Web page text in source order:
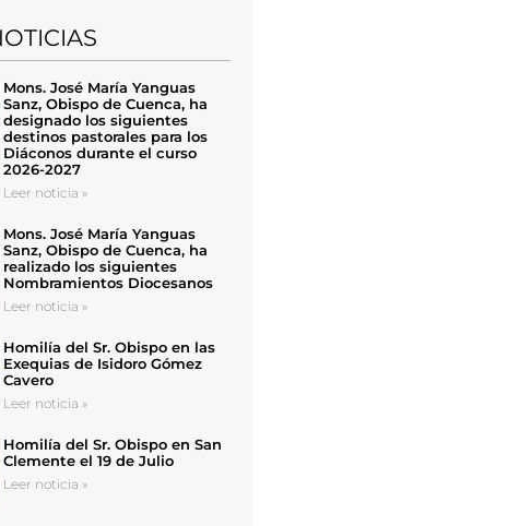
Mons. José María Yanguas
Sanz, Obispo de Cuenca, ha
designado los siguientes
destinos pastorales para los
Diáconos durante el curso
2026-2027
Leer noticia »
Mons. José María Yanguas
Sanz, Obispo de Cuenca, ha
realizado los siguientes
Nombramientos Diocesanos
Leer noticia »
Homilía del Sr. Obispo en las
Exequias de Isidoro Gómez
Cavero
Leer noticia »
Homilía del Sr. Obispo en San
Clemente el 19 de Julio
Leer noticia »